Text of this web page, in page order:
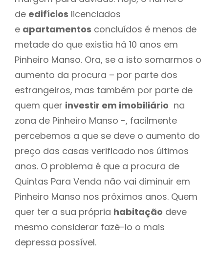
de edifícios licenciados
e apartamentos concluídos é menos de
metade do que existia há 10 anos em
Pinheiro Manso. Ora, se a isto somarmos o
aumento da procura – por parte dos
estrangeiros, mas também por parte de
quem quer investir em imobiliário na
zona de Pinheiro Manso -, facilmente
percebemos a que se deve o aumento do
preço das casas verificado nos últimos
anos. O problema é que a procura de
Quintas Para Venda não vai diminuir em
Pinheiro Manso nos próximos anos. Quem
quer ter a sua própria habitação deve
mesmo considerar fazê-lo o mais
depressa possível.